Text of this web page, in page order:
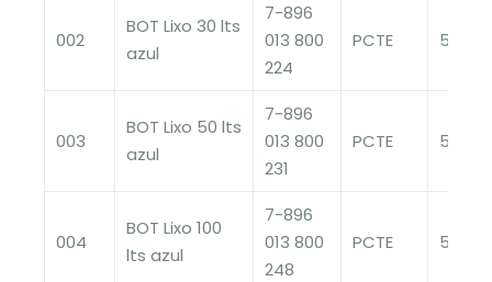
002
BOT Lixo 30 lts
azul
7-896
013 800
224
PCTE 50
003
BOT Lixo 50 lts
azul
7-896
013 800
231
PCTE 50
004
BOT Lixo 100
lts azul
7-896
013 800
248
PCTE 50